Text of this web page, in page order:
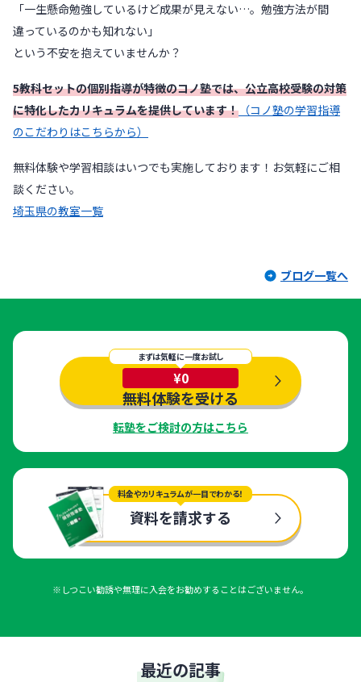
「一生懸命勉強しているけど成果が見えない…。勉強方法が間
違っているのかも知れない」
という不安を抱えていませんか？
5教科セットの個別指導が特徴のコノ塾では、公立高校受験の対策
に特化したカリキュラムを提供しています！ （コノ塾の学習指導
のこだわりはこちらから）
無料体験や学習相談はいつでも実施しております！お気軽にご相
談ください。
埼玉県の教室一覧
ブログ一覧へ
まずは気軽に一度お試し
¥0
無料体験を受ける
転塾をご検討の方はこちら
料金やカリキュラムが一目でわかる！
資料を請求する
※しつこい勧誘や無理に入会をお勧めすることはございません。
最近の記事